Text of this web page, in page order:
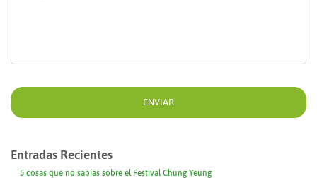
Entradas Recientes
5 cosas que no sabías sobre el Festival Chung Yeung